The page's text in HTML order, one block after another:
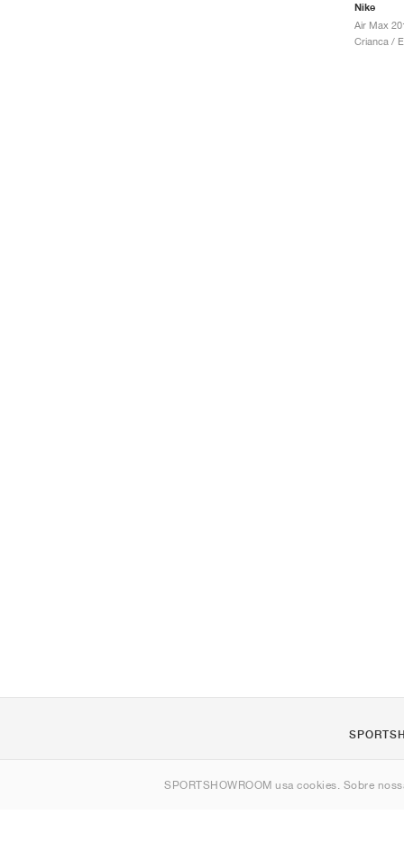
Nike
Air Max
SPORTSHOWROOM usa cookies. Sobre
Contato